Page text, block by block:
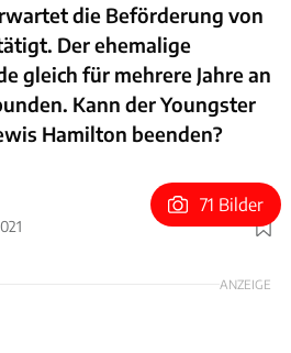
die Beförderung von
Der ehemalige
gleich für mehrere Jahre an
Kann der Youngster
Hamilton beenden?
Foto: Mercedes
71 Bilder
ANZEIGE